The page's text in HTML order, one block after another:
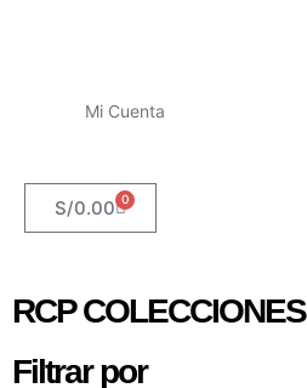
Mi Cuenta
S/0.00 0
RCP COLECCIONES
Filtrar por